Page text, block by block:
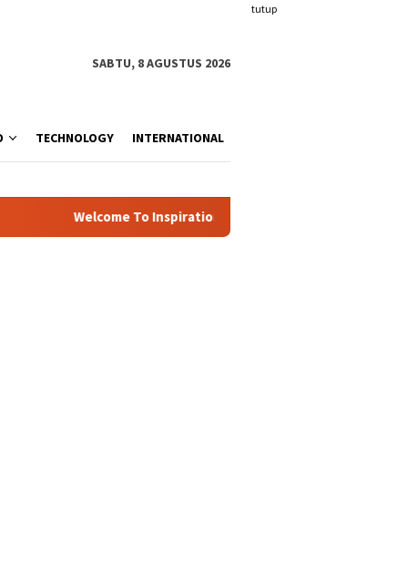
tutup
SABTU, 8 AGUSTUS 2026
TECHNOLOGY INTERNATIONAL
Welcome To Inspiration.com